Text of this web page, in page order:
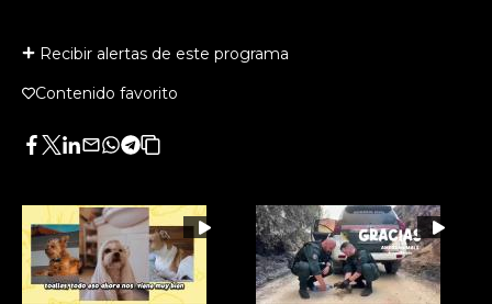
Recibir alertas de este programa
Contenido favorito
Facebook
Twitter
LinkedIn
Enviar
Whatsapp
Telegram
Copiar
artículo